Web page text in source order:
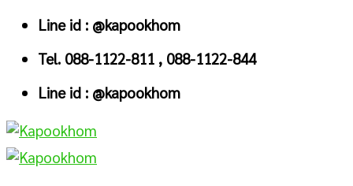
Skip
content
Line id : @kapookhom
Tel. 088-1122-811 , 088-1122-844
Line id : @kapookhom